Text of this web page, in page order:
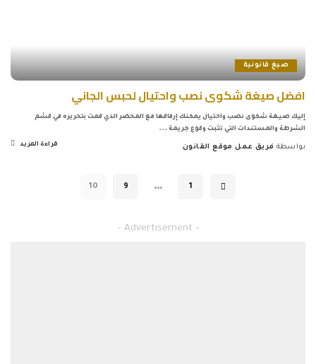
صيغ قانونية
افضل صيغة شكوى نصب واحتيال لحبس الجاني
إليك صيغة شكوى نصب واحتيال يمكنك إرفاقها مع المحضر الذي قمت بتحريره في قشم
الشرطة والمستندات التي تثبت وقوع جريمة ...
بواسطة فريق عمل موقع القانون قراءة المزيد
1
…
9
10
– Advertisement –